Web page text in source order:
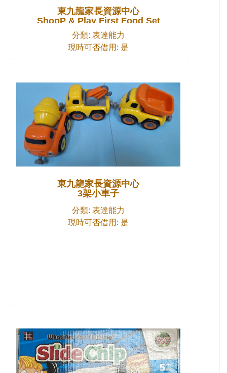
東九龍家長資源中心
ShopP & Play First Food Set
分類: 表達能力
現時可否借用: 是
東九龍家長資源中心
3架小車子
分類: 表達能力
現時可否借用: 是